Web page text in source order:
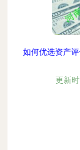
如何优选资产
更新